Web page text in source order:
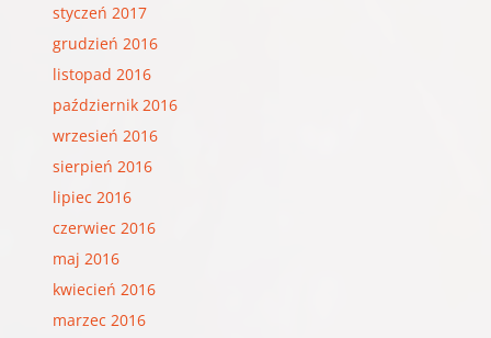
styczeń 2017
grudzień 2016
listopad 2016
październik 2016
wrzesień 2016
sierpień 2016
lipiec 2016
czerwiec 2016
maj 2016
kwiecień 2016
marzec 2016